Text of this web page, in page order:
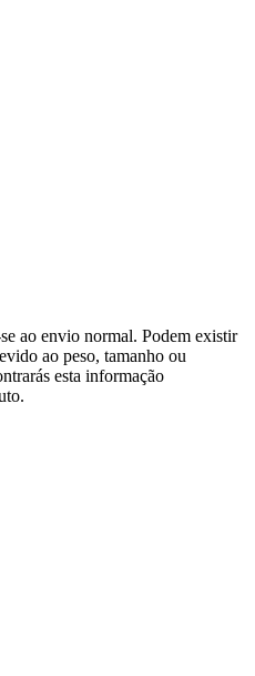
ao envio normal. Podem existir
ao peso, tamanho ou
esta informação